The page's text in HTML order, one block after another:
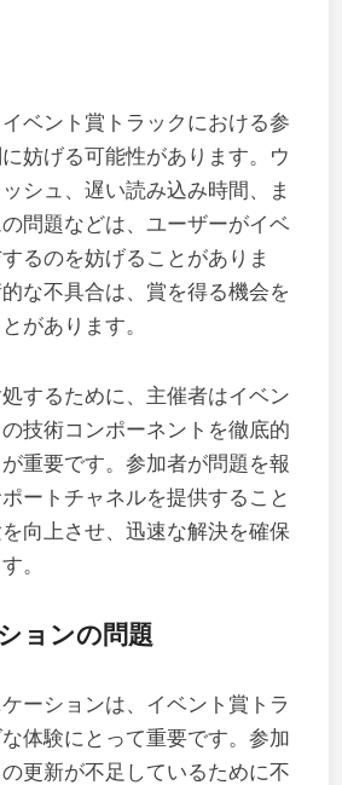
ベント賞トラックにおける参
妨げる可能性があります。ウ
シュ、遅い読み込み時間、ま
問題などは、ユーザーがイベ
るのを妨げることがありま
な不具合は、賞を得る機会を
があります。
するために、主催者はイベン
技術コンポーネントを徹底的
重要です。参加者が問題を報
ートチャネルを提供すること
向上させ、迅速な解決を確保
。
ョンの問題
ーションは、イベント賞トラ
体験にとって重要です。参加
更新が不足しているために不